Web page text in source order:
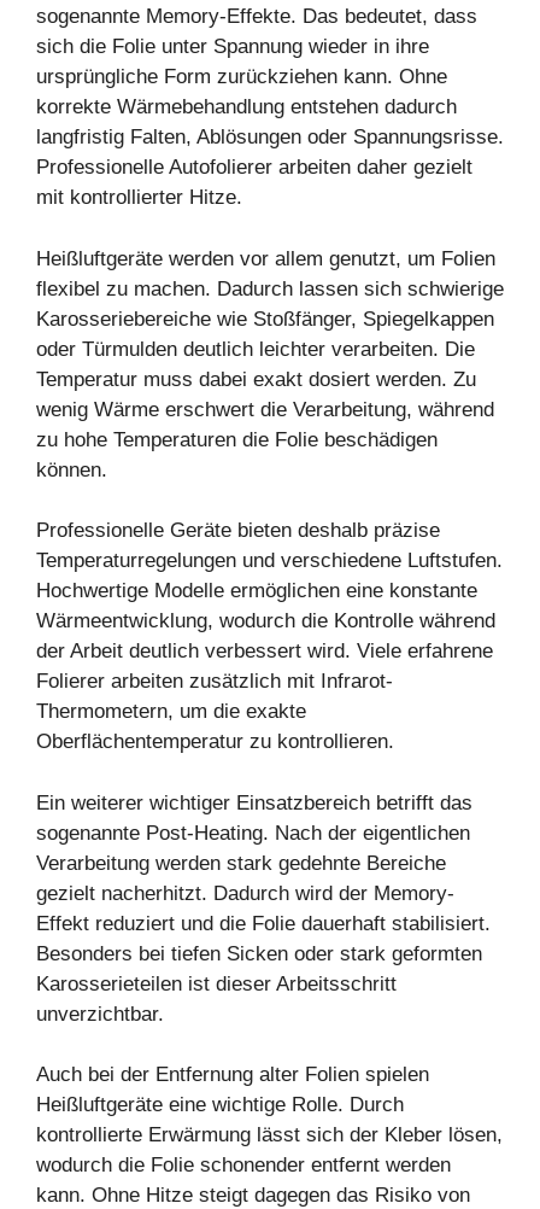
sogenannte Memory-Effekte. Das bedeutet, dass
sich die Folie unter Spannung wieder in ihre
ursprüngliche Form zurückziehen kann. Ohne
korrekte Wärmebehandlung entstehen dadurch
langfristig Falten, Ablösungen oder Spannungsrisse.
Professionelle Autofolierer arbeiten daher gezielt
mit kontrollierter Hitze.
Heißluftgeräte werden vor allem genutzt, um Folien
flexibel zu machen. Dadurch lassen sich schwierige
Karosseriebereiche wie Stoßfänger, Spiegelkappen
oder Türmulden deutlich leichter verarbeiten. Die
Temperatur muss dabei exakt dosiert werden. Zu
wenig Wärme erschwert die Verarbeitung, während
zu hohe Temperaturen die Folie beschädigen
können.
Professionelle Geräte bieten deshalb präzise
Temperaturregelungen und verschiedene Luftstufen.
Hochwertige Modelle ermöglichen eine konstante
Wärmeentwicklung, wodurch die Kontrolle während
der Arbeit deutlich verbessert wird. Viele erfahrene
Folierer arbeiten zusätzlich mit Infrarot-
Thermometern, um die exakte
Oberflächentemperatur zu kontrollieren.
Ein weiterer wichtiger Einsatzbereich betrifft das
sogenannte Post-Heating. Nach der eigentlichen
Verarbeitung werden stark gedehnte Bereiche
gezielt nacherhitzt. Dadurch wird der Memory-
Effekt reduziert und die Folie dauerhaft stabilisiert.
Besonders bei tiefen Sicken oder stark geformten
Karosserieteilen ist dieser Arbeitsschritt
unverzichtbar.
Auch bei der Entfernung alter Folien spielen
Heißluftgeräte eine wichtige Rolle. Durch
kontrollierte Erwärmung lässt sich der Kleber lösen,
wodurch die Folie schonender entfernt werden
kann. Ohne Hitze steigt dagegen das Risiko von